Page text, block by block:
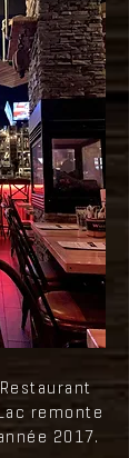
remonte
2017.